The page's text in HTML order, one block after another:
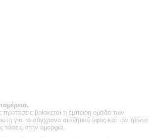
προτάσεις βρίσκεται η έμπειρη ομάδα των
για το σύγχρονο αισθητικό ύφος και τον τρόπο
τάσεις στην ομορφιά.